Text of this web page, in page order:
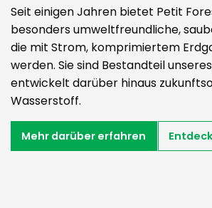
Seit einigen Jahren bietet Petit
besonders umweltfreundliche,
die mit Strom, komprimiertem
werden. Sie sind Bestandteil
entwickelt darüber hinaus
Wasserstoff.
Mehr darüber erfahren